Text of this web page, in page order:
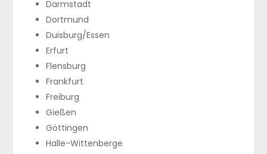
Darmstadt
Dortmund
Duisburg/Essen
Erfurt
Flensburg
Frankfurt
Freiburg
Gießen
Göttingen
Halle-Wittenberge